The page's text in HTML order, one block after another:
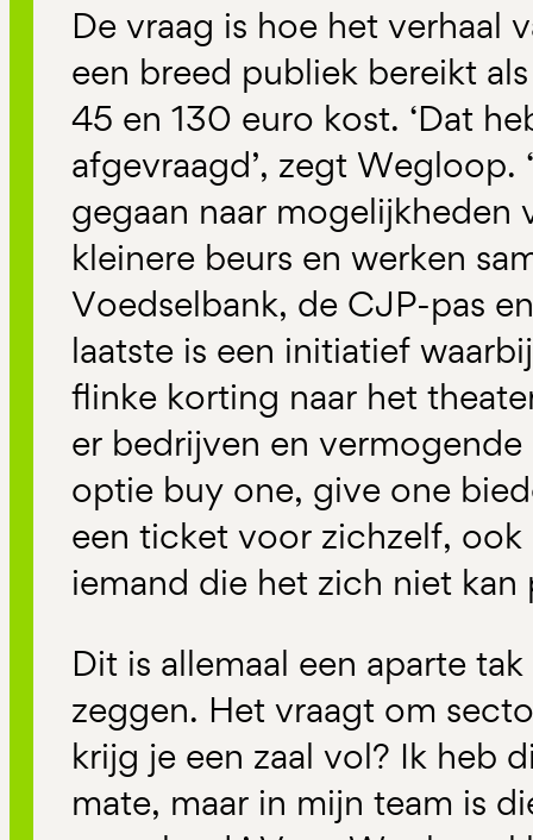
De vraag is hoe het verhaal
een breed publiek bereikt
45 en 130 euro kost. ‘Dat
afgevraagd’, zegt Wegloop.
gegaan naar mogelijkheden
kleinere beurs en werken
Voedselbank, de CJP-pas
laatste is een initiatief
flinke korting naar het
er bedrijven en
optie buy one, give one
een ticket voor zichzelf,
iemand die het zich niet
Dit is allemaal een aparte
zeggen. Het vraagt om
krijg je een zaal vol? Ik heb
mate, maar in mijn team is